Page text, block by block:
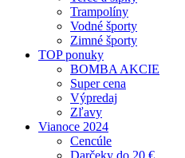
Trampolíny
Vodné športy
Zimné športy
TOP ponuky
BOMBA AKCIE
Super cena
Výpredaj
Zľavy
Vianoce 2024
Cencúle
Darčeky do 20 €